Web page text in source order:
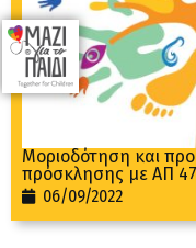
Μοριοδότηση και
πρόσκλησης με ΑΠ
06/09/2022